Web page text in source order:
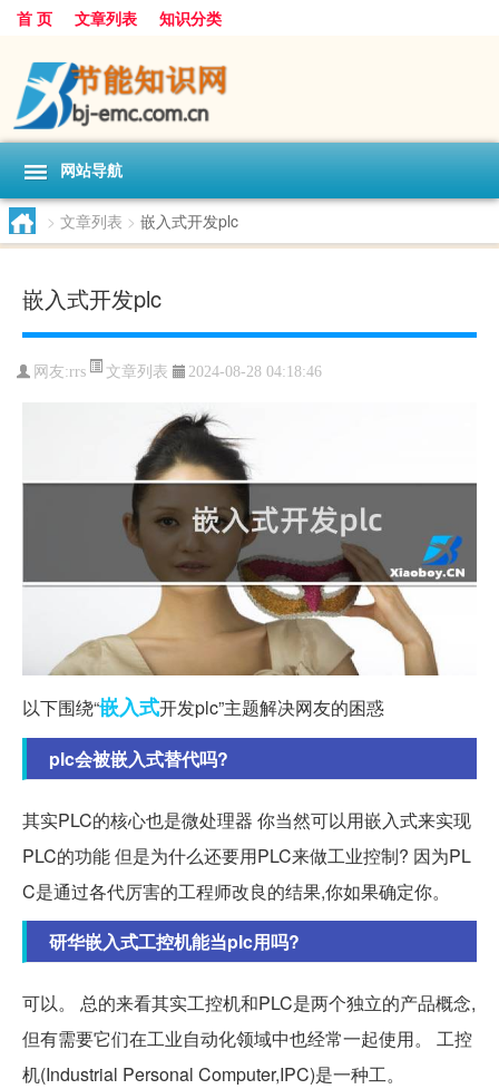
首 页 文章列表 知识分类
网站导航
> 文章列表 > 嵌入式开发plc
嵌入式开发plc
网友:rrs 文章列表 2024-08-28 04:18:46
以下围绕“嵌入式开发plc”主题解决网友的困惑
plc会被嵌入式替代吗?
其实PLC的核心也是微处理器 你当然可以用嵌入式来实现
PLC的功能 但是为什么还要用PLC来做工业控制? 因为PL
C是通过各代厉害的工程师改良的结果,你如果确定你。
研华嵌入式工控机能当plc用吗?
可以。 总的来看其实工控机和PLC是两个独立的产品概念,
但有需要它们在工业自动化领域中也经常一起使用。 工控
机(Industrial Personal Computer,IPC)是一种工。